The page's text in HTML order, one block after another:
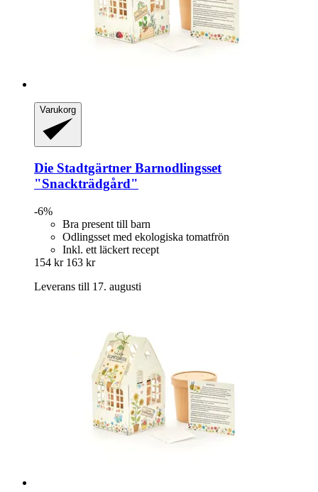
Varukorg
Die Stadtgärtner Barnodlingsset
"Snackträdgård"
-6%
Bra present till barn
Odlingsset med ekologiska tomatfrön
Inkl. ett läckert recept
154 kr 163 kr
Leverans till 17. augusti